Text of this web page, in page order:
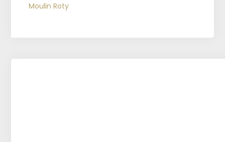
Moulin Roty